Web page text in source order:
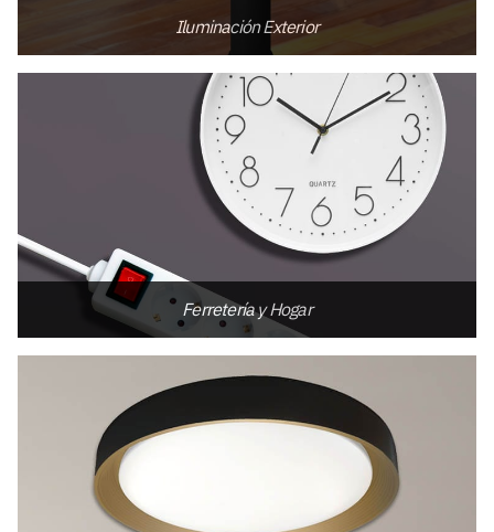
Iluminación Exterior
Ferretería y Hogar